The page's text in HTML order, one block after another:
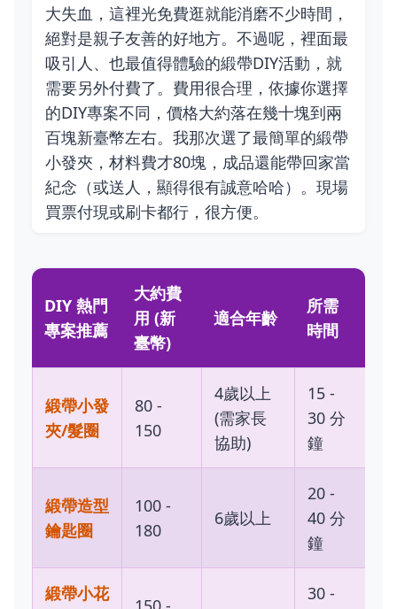
大失血，這裡光免費逛就能消磨不少時間，
絕對是親子友善的好地方。不過呢，裡面最
吸引人、也最值得體驗的緞帶DIY活動，就
需要另外付費了。費用很合理，依據你選擇
的DIY專案不同，價格大約落在幾十塊到兩
百塊新臺幣左右。我那次選了最簡單的緞帶
小發夾，材料費才80塊，成品還能帶回家當
紀念（或送人，顯得很有誠意哈哈）。現場
買票付現或刷卡都行，很方便。
DIY 熱門
專案推薦
大約費
用 (新
臺幣)
適合年齡
所需
時間
緞帶小發
夾/髮圈
80 -
150
4歲以上
(需家長
協助)
15 -
30 分
鐘
緞帶造型
鑰匙圈
100 -
180
6歲以上
20 -
40 分
鐘
緞帶小花
30 -